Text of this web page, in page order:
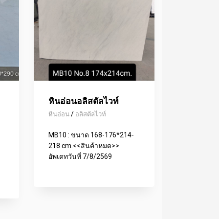
หินอ่อนอลิสตัลไวท์
หินอ่อน/ อลิสตัลไวท์
MB10 : ขนาด 168-176*214-
218 cm.<<สินค้าหมด>>
อัพเดทวันที่ 7/8/2569